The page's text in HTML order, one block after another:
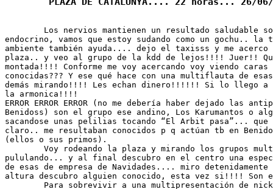
endocrino, vamos que estoy sudando como un gochu.. la
ambiente también ayuda.... dejo el taxisss y me
plaza.. y veo al grupo de la kdd de lejos!!!! Juer!!
montada!!!! Conforme me voy acercando voy viendo
conocidas??? Y ese qué hace con una multiflauta de
demás mirando!!!! Les echan dinero!!!!!! Si lo llego a
la armonica!!!!
ERROR ERROR ERROR (no me debería haber dejado las
Benidoss) son el grupo ese andino, Los Karumantos o
sacandose unas pelilias tocando “El Arbit pasa”...
claro.. me resultaban conocidos p q actúan tb en
(ellos o sus primos).
pululando... y al final descubro en el centro una
de esas de empresa de Navidades.... miro
altura descubro alguien conocido, esta vez si!!!!